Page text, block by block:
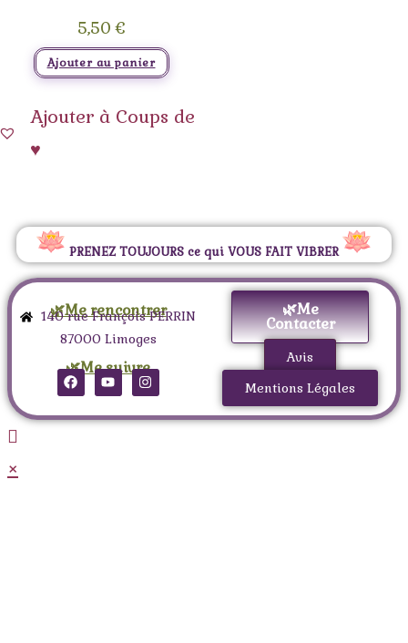
5,50€
Ajouter au panier
Ajouter à Coups de
♥
PRENEZ TOUJOURS ce qui VOUS FAIT VIBRER
🌿Me rencontrer
140 rue François PERRIN
87000 Limoges
🌿Me
Contacter
🌿Me suivre
Avis
Mentions Légales
×